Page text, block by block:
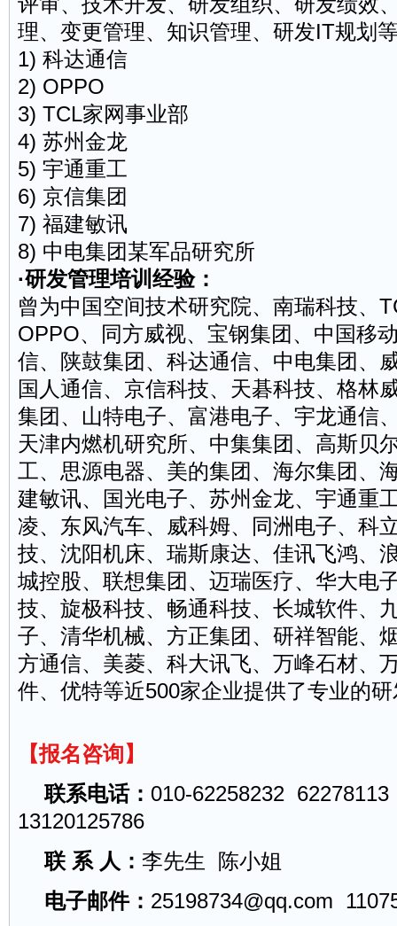
理、变更管理、知识管理、研发IT规划
1) 科达通信
2) OPPO
3) TCL家网事业部
4) 苏州金龙
5) 宇通重工
6) 京信集团
7) 福建敏讯
8) 中电集团某军品研究所
·研发管理培训经验：
曾为中国空间技术研究院、南瑞科技、
OPPO、同方威视、宝钢集团、中国移
信、陕鼓集团、科达通信、中电集团、
国人通信、京信科技、天碁科技、格林
集团、山特电子、富港电子、宇龙通信
天津内燃机研究所、中集集团、高斯贝
工、思源电器、美的集团、海尔集团、
建敏讯、国光电子、苏州金龙、宇通重
凌、东风汽车、威科姆、同洲电子、科
技、沈阳机床、瑞斯康达、佳讯飞鸿、
城控股、联想集团、迈瑞医疗、华大电
技、旋极科技、畅通科技、长城软件、
子、清华机械、方正集团、研祥智能、
方通信、美菱、科大讯飞、万峰石材、
件、优特等近500家企业提供了专业的
【报名咨询】
联系电话： 010-62258232
13120125786
联 系 人： 李先生 陈小姐
电子邮件： 25198734@qq.com